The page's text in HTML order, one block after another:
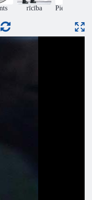
rīcība Piedzīvojumi